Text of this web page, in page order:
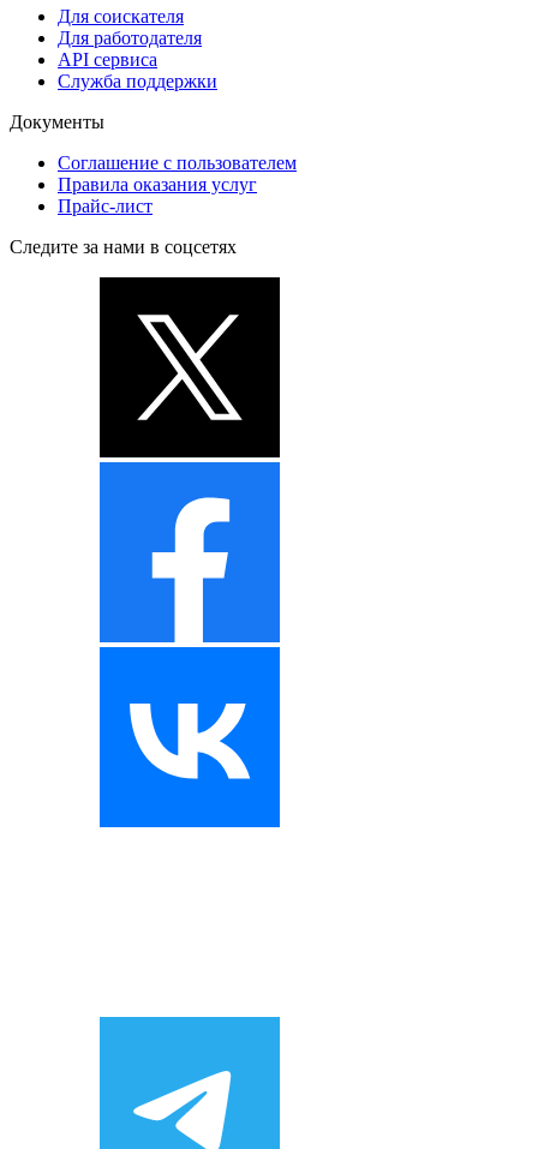
Для соискателя
Для работодателя
API сервиса
Служба поддержки
Документы
Соглашение с пользователем
Правила оказания услуг
Прайс-лист
Следите за нами в соцсетях